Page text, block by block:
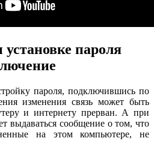
пароля
пароля, подключившись по
изменения связь может быть
и интернету прерван. А при
выдаваться сообщение о том, что
на этом компьютере, не